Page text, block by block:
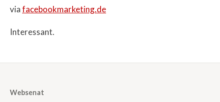
viafacebookmarketing.de
Interessant.
Websenat